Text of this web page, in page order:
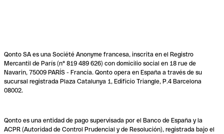
Qonto SA es una Société Anonyme francesa, inscrita en el Registro
Mercantil de París (n° 819 489 626) con domicilio social en 18 rue de
Navarin, 75009 PARÍS - Francia. Qonto opera en España a través de su
sucursal registrada Plaza Catalunya 1, Edificio Triangle, P.4 Barcelona
08002.
Qonto es una entidad de pago supervisada por el Banco de España y la
ACPR (Autoridad de Control Prudencial y de Resolución), registrada bajo el